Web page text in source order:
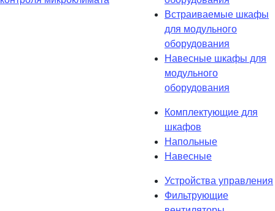
Встраиваемые шкафы
для модульного
оборудования
Навесные шкафы для
модульного
оборудования
Комплектующие для
шкафов
Напольные
Навесные
Устройства управления
Фильтрующие